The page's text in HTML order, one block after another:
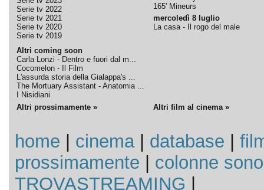
Serie tv 2022
Serie tv 2021
Serie tv 2020
Serie tv 2019
Altri coming soon
Carla Lonzi - Dentro e fuori dal m...
Cocomelon - Il Film
L'assurda storia della Gialappa's ...
The Mortuary Assistant - Anatomia ...
I Nisidiani
165' Mineurs
mercoledì 8 luglio
La casa - Il rogo del male
Altri prossimamente » Altri film al cinema »
home cinema| database
prossimamente
colonne
TROVASTREAMING